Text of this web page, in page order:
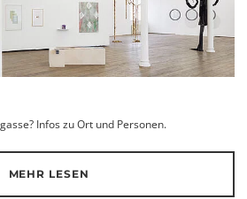
Infos zu Ort und Personen.
MEHR LESEN